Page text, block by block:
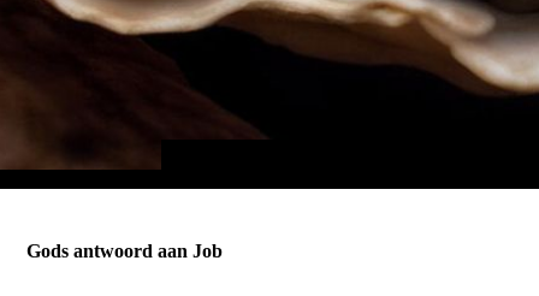
Gods antwoord aan Job